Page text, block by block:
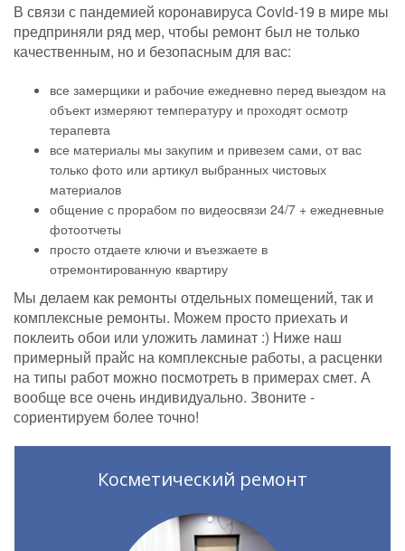
В связи с пандемией коронавируса Covid-19 в мире мы
предприняли ряд мер, чтобы ремонт был не только
качественным, но и безопасным для вас:
все замерщики и рабочие ежедневно перед выездом на
объект измеряют температуру и проходят осмотр
терапевта
все материалы мы закупим и привезем сами, от вас
только фото или артикул выбранных чистовых
материалов
общение с прорабом по видеосвязи 24/7 + ежедневные
фотоотчеты
просто отдаете ключи и въезжаете в
отремонтированную квартиру
Мы делаем как ремонты отдельных помещений, так и
комплексные ремонты. Можем просто приехать и
поклеить обои или уложить ламинат :) Ниже наш
примерный прайс на комплексные работы, а расценки
на типы работ можно посмотреть в примерах смет. А
вообще все очень индивидуально. Звоните -
сориентируем более точно!
Косметический ремонт